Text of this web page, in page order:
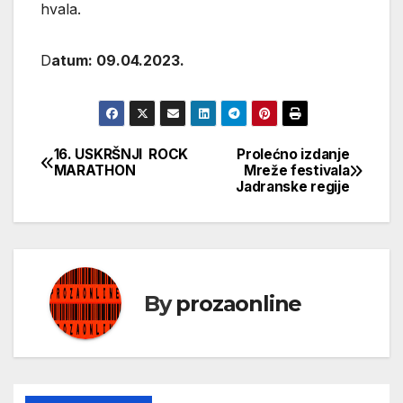
hvala.
Datum: 09.04.2023.
Кретање
Prolećno izdanje
Mreže festivala
Jadranske regije
16. USKRŠNJI ROCK
MARATHON
Byprozaonline